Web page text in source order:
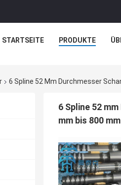
STARTSEITE PRODUKTE
6 Spline 52 Mm Durchmesser
6 Spline 52
mm bis 800